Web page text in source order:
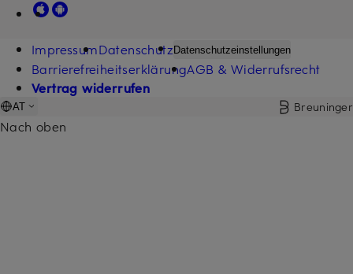
ImpressumDatenschutzDatenschutzeinstellungen
BarrierefreiheitserklärungAGB & Widerrufsrecht
Vertrag widerrufen
AT Breuninger
Nach oben